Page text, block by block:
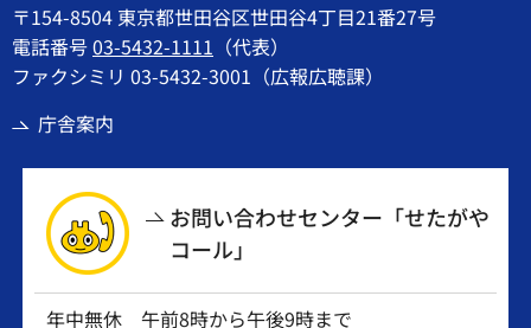
〒154-8504 東京都世田谷区世田谷4丁目21番27号
電話番号03-5432-1111 （代表）
ファクシミリ 03-5432-3001（広報広聴課）
庁舎案内
お問い合わせセンター「せたがや
コール」
年中無休 午前8時から午後9時まで